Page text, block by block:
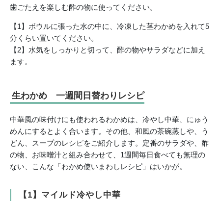
歯ごたえを楽しむ酢の物に使ってください。
【1】ボウルに張った水の中に、冷凍した茎わかめを入れて5
分くらい置いてください。
【2】水気をしっかりと切って、酢の物やサラダなどに加え
ます。
生わかめ 一週間日替わりレシピ
中華風の味付けにも使われるわかめは、冷やし中華、にゅう
めんにするとよく合います。その他、和風の茶碗蒸しや、う
どん、スープのレシピをご紹介します。定番のサラダや、酢
の物、お味噌汁と組み合わせて、1週間毎日食べても無理の
ない、こんな「わかめ使いまわしレシピ」はいかが。
【1】マイルド冷やし中華